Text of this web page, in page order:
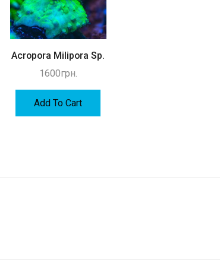
Acropora Milipora Sp.
1600грн.
Add To Cart